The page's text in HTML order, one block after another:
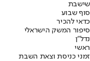
שישבת
סוף שבוע
כדאי להכיר
סיפור המשק הישראלי
נדל"ן
ראשי
זמני כניסת וצאת השבת